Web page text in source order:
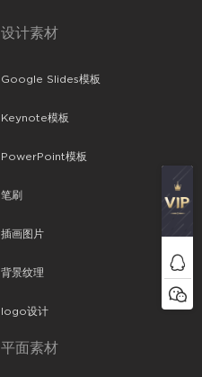
设计素材
Google Slides模板
Keynote模板
PowerPoint模板
笔刷
插画图片
背景纹理
logo设计
平面素材